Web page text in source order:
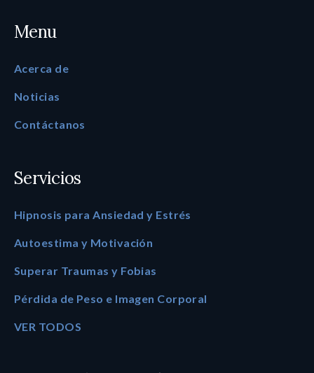
Menu
Acerca de
Noticias
Contáctanos
Servicios
Hipnosis para Ansiedad y Estrés
Autoestima y Motivación
Superar Traumas y Fobias
Pérdida de Peso e Imagen Corporal
VER TODOS